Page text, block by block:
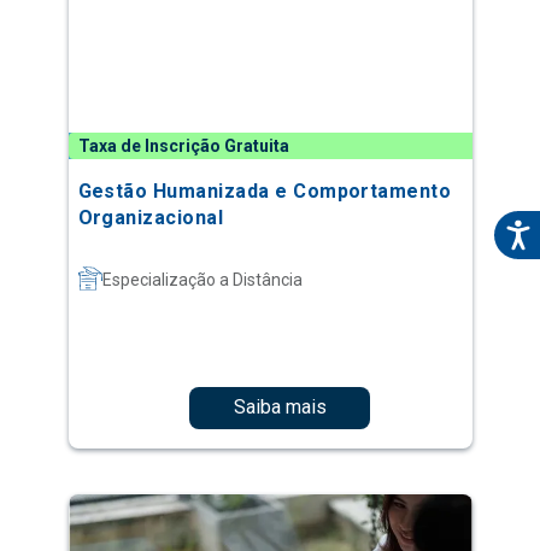
Taxa de Inscrição Gratuita
Gestão Humanizada e Comportamento
Organizacional
Especialização a Distância
Saiba mais